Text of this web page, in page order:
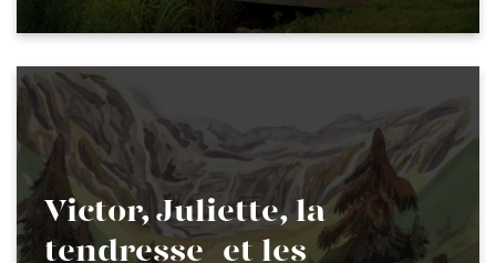
Victor, Juliette, la
tendresse et les